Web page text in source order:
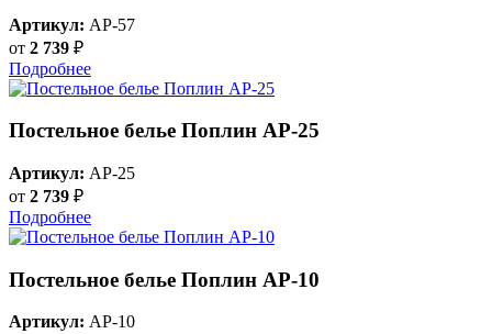
Артикул: AP-57
от 2 739 ₽
Подробнее
Постельное белье Поплин AP-25
Артикул: AP-25
от 2 739 ₽
Подробнее
Постельное белье Поплин AP-10
Артикул: AP-10